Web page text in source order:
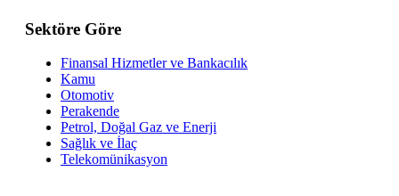
Sektöre Göre
Finansal Hizmetler ve Bankacılık
Kamu
Otomotiv
Perakende
Petrol, Doğal Gaz ve Enerji
Sağlık ve İlaç
Telekomünikasyon